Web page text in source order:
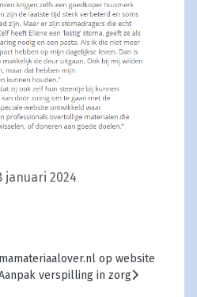
januari 2024
ConvaTec
artikel: Stomamateriaalover.nl
op website
verspilling in zorg